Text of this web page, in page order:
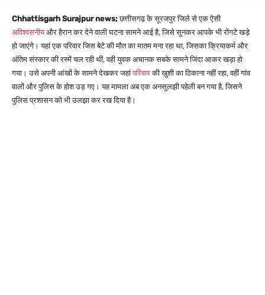
Chhattisgarh Surajpur news; छत्तीसगढ़ के सूरजपुर जिले से एक ऐसी
अविश्वसनीयऔर हैरान कर देने वाली घटना सामने आई है, जिसे सुनकर आपके भी रोंगटे खड़े
हो जाएंगे। यहां एक परिवार जिस बेटे की मौत का मातम मना रहा था, जिसका क्रियाकर्म और
अंतिम संस्कार की रस्में चल रही थीं, वही युवक अचानक सबके सामने जिंदा आकर खड़ा हो
गया। उसे अपनी आंखों के सामने देखकर जहांपरिवारकी खुशी का ठिकाना नहीं रहा, वहीं गांव
वालों और पुलिस के होश उड़ गए। यह मामला अब एक अनसुलझी पहेली बन गया है, जिसने
पुलिस प्रशासन को भी उलझा कर रख दिया है।